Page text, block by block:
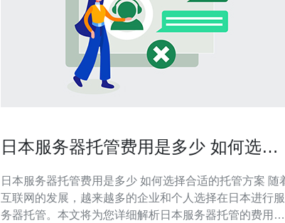
日本服务器托管费用是多少 如何选择
日本服务器托管费用是多少 如何选择合适的托管方案 随着
互联网的发展，越来越多的企业和个人选择在日本进行服
务器托管。本文将为您详细解析日本服务器托管的费用以